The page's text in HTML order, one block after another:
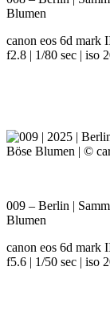
Blumen
canon eos 6d mark
f2.8 | 1/80 sec | iso
009 – Berlin |
Blumen
canon eos 6d mark
f5.6 | 1/50 sec | iso